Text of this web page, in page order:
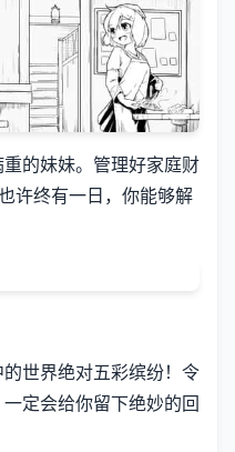
的妹妹。管理好家庭财
许终有一日，你能够解
世界绝对五彩缤纷！令
定会给你留下绝妙的回